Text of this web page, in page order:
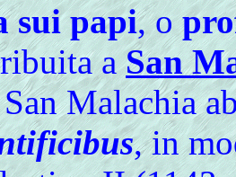
sui papi, o
aSan
Malachia
, in